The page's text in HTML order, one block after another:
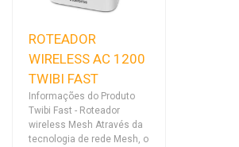
ROTEADOR
WIRELESS AC 1200
TWIBI FAST
Informações do Produto
Twibi Fast - Roteador
wireless Mesh Através da
tecnologia de rede Mesh, o